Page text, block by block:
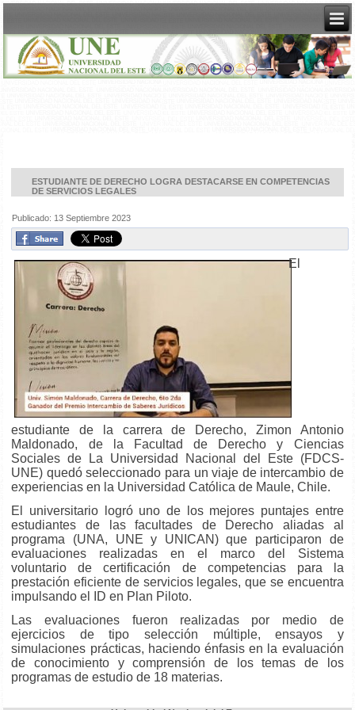
ESTUDIANTE DE DERECHO LOGRA DESTACARSE EN COMPETENCIAS
DE SERVICIOS LEGALES
Publicado: 13 Septiembre 2023
El
estudiante de la carrera de Derecho, Zimon Antonio
Maldonado, de la Facultad de Derecho y Ciencias
Sociales de La Universidad Nacional del Este (FDCS-
UNE) quedó seleccionado para un viaje de intercambio de
experiencias en la Universidad Católica de Maule, Chile.
El universitario logró uno de los mejores puntajes entre
estudiantes de las facultades de Derecho aliadas al
programa (UNA, UNE y UNICAN)que participaron de
evaluaciones realizadas en el marco del Sistema
voluntario de certificación de competencias para la
prestación eficiente de servicios legales, que se encuentra
impulsando el ID en Plan Piloto.
Las evaluaciones fueron realizadas por medio de
ejercicios de tipo selección múltiple, ensayos y
simulaciones prácticas, haciendo énfasis en la evaluación
de conocimiento y comprensión de los temas de los
programas de estudio de 18 materias.